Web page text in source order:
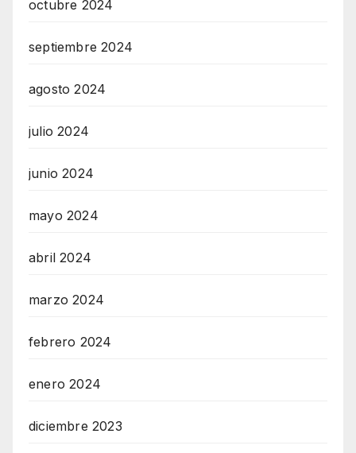
octubre 2024
septiembre 2024
agosto 2024
julio 2024
junio 2024
mayo 2024
abril 2024
marzo 2024
febrero 2024
enero 2024
diciembre 2023